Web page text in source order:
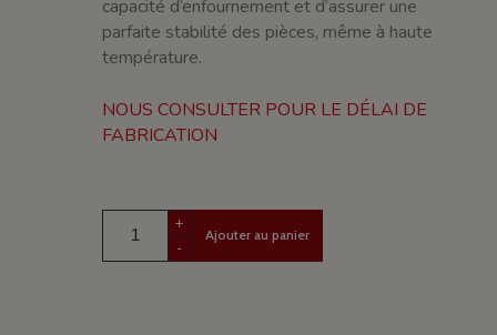
capacité d’enfournement et d’assurer une
parfaite stabilité des pièces, même à haute
température.
NOUS CONSULTER POUR LE DÉLAI DE
FABRICATION
+
-
Ajouter au panier